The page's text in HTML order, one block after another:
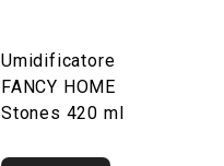
Umidificatore
FANCY HOME
Stones 420 ml